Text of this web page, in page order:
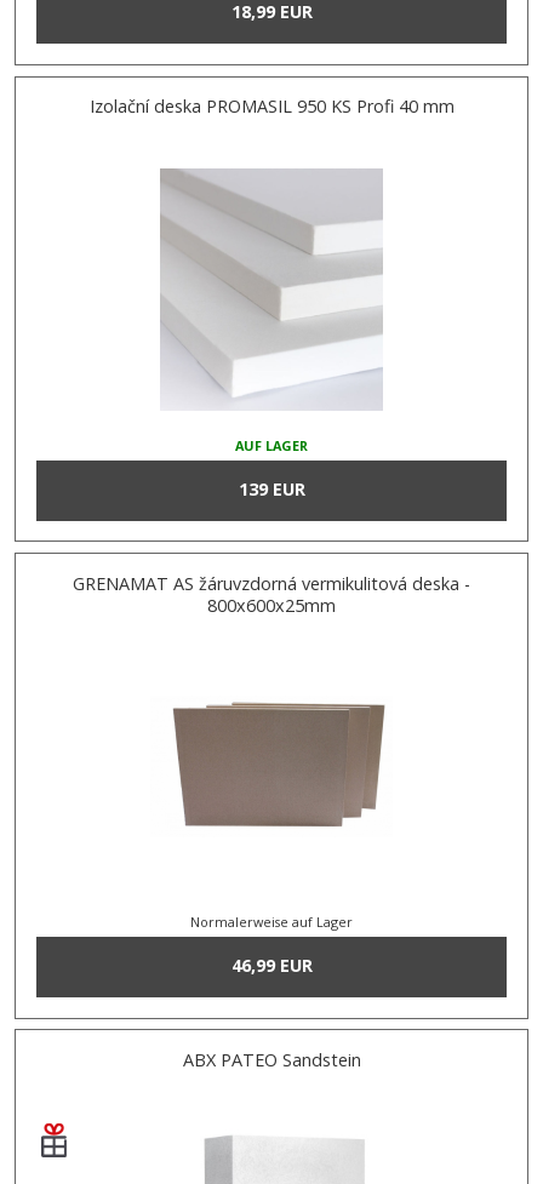
18,99 EUR
Izolační deska PROMASIL 950 KS Profi 40 mm
AUF LAGER
139 EUR
GRENAMAT AS žáruvzdorná vermikulitová deska -
800x600x25mm
Normalerweise auf Lager
46,99 EUR
ABX PATEO Sandstein